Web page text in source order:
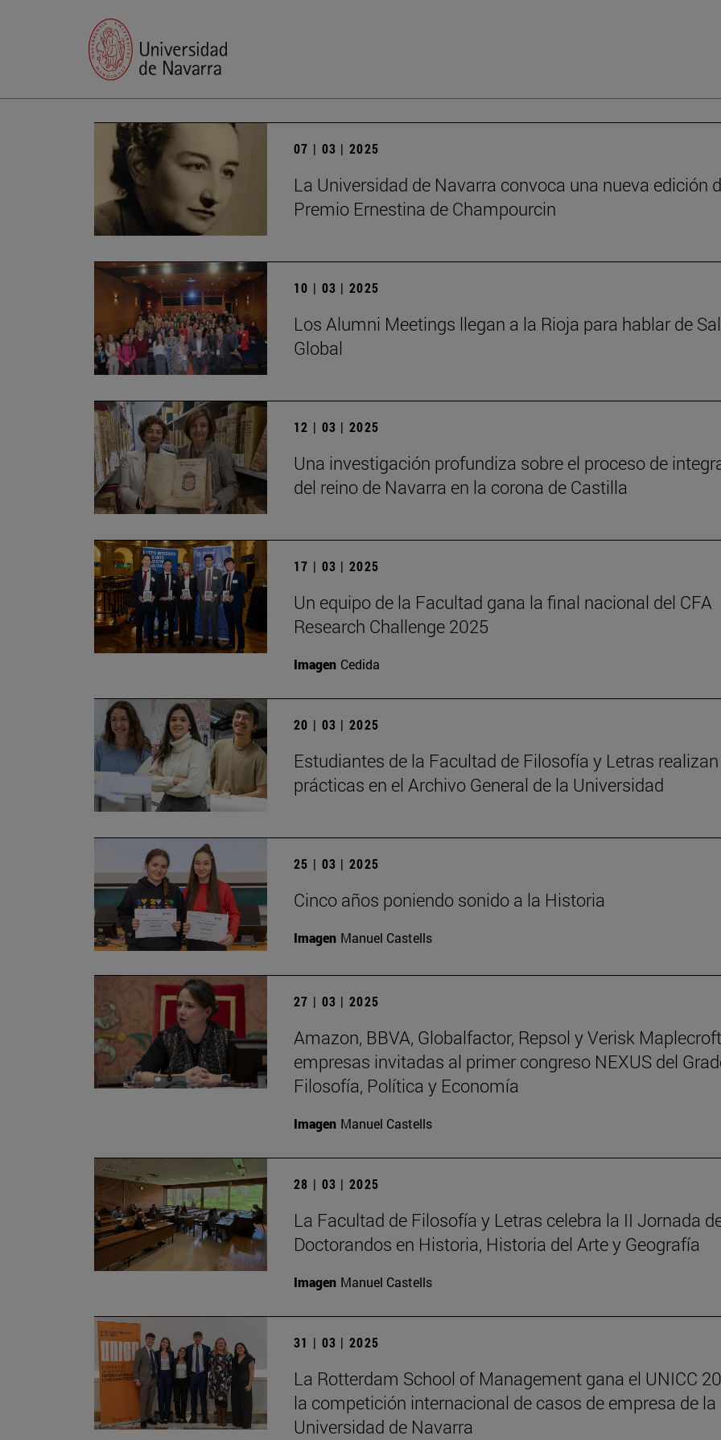
07 | 03 | 2025
La Universidad de Navarra convoca una nueva edición
Premio Ernestina de Champourcin
10 | 03 | 2025
Los Alumni Meetings llegan a la Rioja para hablar de
Global
12 | 03 | 2025
Una investigación profundiza sobre el proceso de
del reino de Navarra en la corona de Castilla
17 | 03 | 2025
Un equipo de la Facultad gana la final nacional del CFA
Research Challenge 2025
Imagen Cedida
20 | 03 | 2025
Estudiantes de la Facultad de Filosofía y Letras realizan
prácticas en el Archivo General de la Universidad
25 | 03 | 2025
Cinco años poniendo sonido a la Historia
Imagen Manuel Castells
27 | 03 | 2025
Amazon, BBVA, Globalfactor, Repsol y Verisk
empresas invitadas al primer congreso NEXUS del
Filosofía, Política y Economía
Imagen Manuel Castells
28 | 03 | 2025
La Facultad de Filosofía y Letras celebra la II Jornada
Doctorandos en Historia, Historia del Arte y Geografía
Imagen Manuel Castells
31 | 03 | 2025
La Rotterdam School of Management gana el UNICC
la competición internacional de casos de empresa de la
Universidad de Navarra